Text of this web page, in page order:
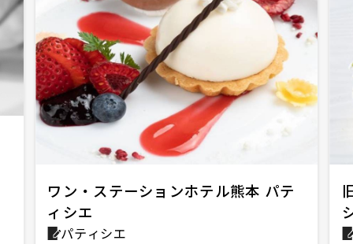
ワン・ステーションホテル熊本 パテ
ィシエ
パティシエ